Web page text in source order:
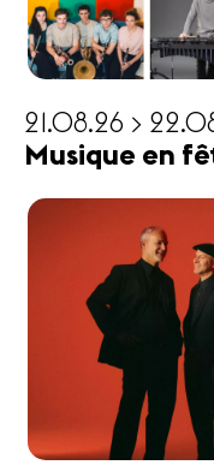
21.08.26 >
Musique en